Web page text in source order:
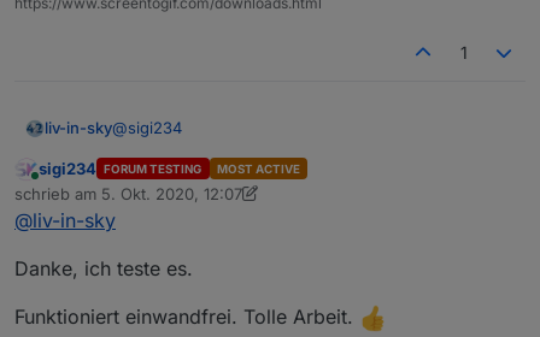
1
liv-in-sky@sigi234
bitte testen - muss jetzt leider weg
dp Sortierung kann 1,2,3 oder 4 gesetzt werden - der
Online
sigi234 FORUM TESTING MOST ACTIVE
schrieb am 5. Okt. 2020, 12:07
zuletzt editiert von sigi23410. Mai 2020, 15:22
@liv-in-sky
Danke, ich teste es.
Funktioniert einwandfrei. Tolle Arbeit.